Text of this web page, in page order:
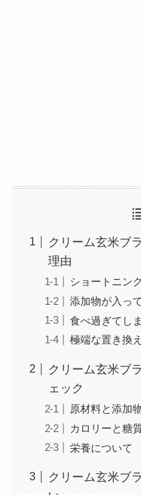
クリーム玄米ブ
理由
ショートニン
添加物が入っ
食べ過ぎてし
極端な置き換
クリーム玄米ブ
ェック
原材料と添加
カロリーと糖
栄養について
クリーム玄米ブ